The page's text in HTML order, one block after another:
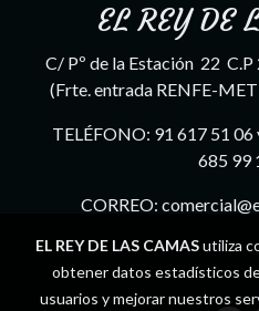
EL REY DE
C/ Pº de la Estación 22
(Frte. entrada RENFE-
TELÉFONO: 91 617 51
685 99
CORREO:
EL REY DE LAS CAMASutiliza
obtener datos estadísticos
usuarios y mejorar nuestros